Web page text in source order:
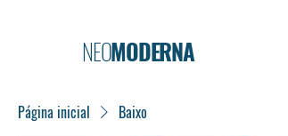
NEOMODERNA
Página inicial Baixo